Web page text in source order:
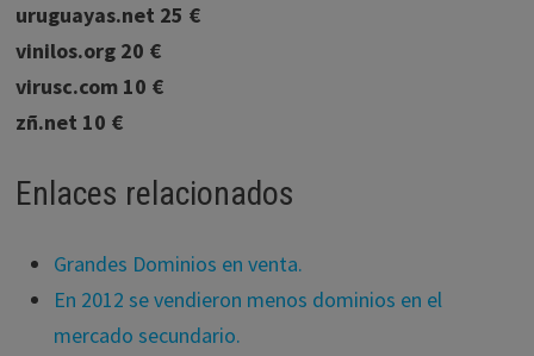
uruguayas.net 25 €
vinilos.org 20 €
virusc.com 10 €
zñ.net 10 €
Enlaces relacionados
Grandes Dominios en venta.
En 2012 se vendieron menos dominios en el
mercado secundario.